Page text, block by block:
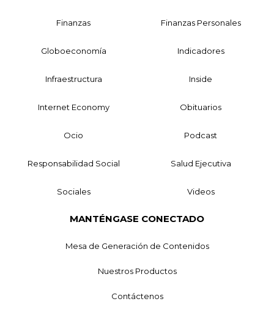
Finanzas Finanzas Personales
Globoeconomía Indicadores
Infraestructura Inside
Internet Economy Obituarios
Ocio Podcast
Responsabilidad Social Salud Ejecutiva
Sociales Videos
MANTÉNGASE CONECTADO
Mesa de Generación de Contenidos
Nuestros Productos
Contáctenos